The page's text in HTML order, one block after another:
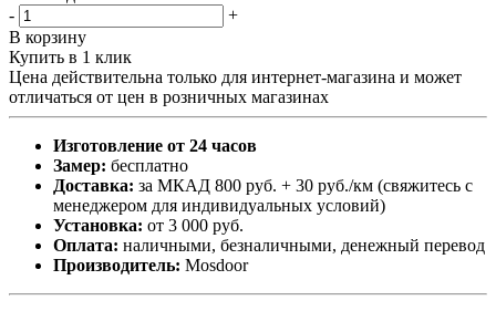
-
+
В корзину
Купить в 1 клик
Цена действительна только для интернет-магазина и может
отличаться от цен в розничных магазинах
Изготовление от 24 часов
Замер: бесплатно
Доставка: за МКАД 800 руб. + 30 руб./км (свяжитесь с
менеджером для индивидуальных условий)
Установка: от 3 000 руб.
Оплата: наличными, безналичными, денежный перевод
Производитель: Mosdoor